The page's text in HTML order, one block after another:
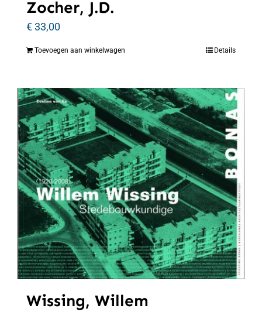
Zocher, J.D.
€33,00
Toevoegen aan winkelwagen Details
Wissing, Willem